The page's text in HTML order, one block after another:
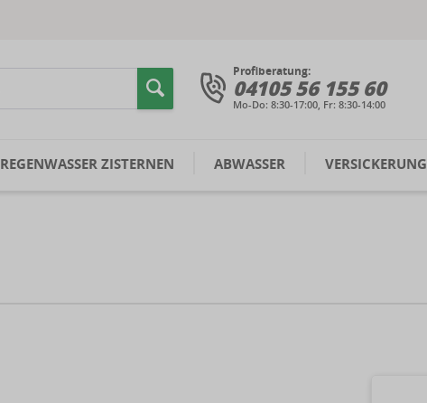
Profiberatung:
04105 56 155 60
Mo-Do: 8:30-17:00, Fr: 8:30-14:00
REGENWASSER ZISTERNEN ABWASSER VERSICKERUNG